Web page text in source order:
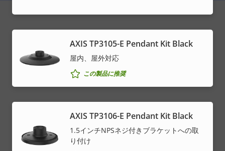
AXIS TP3105-E Pendant Kit Black
屋内、屋外対応
この製品に推奨
AXIS TP3106-E Pendant Kit Black
1.5インチNPSネジ付きブラケットへの取
り付け
menu